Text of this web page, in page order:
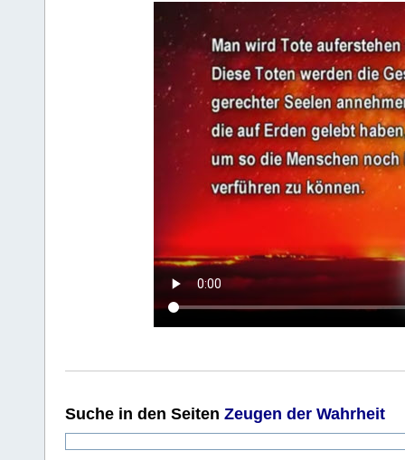
Suche in den Seiten Zeugen der Wahrheit